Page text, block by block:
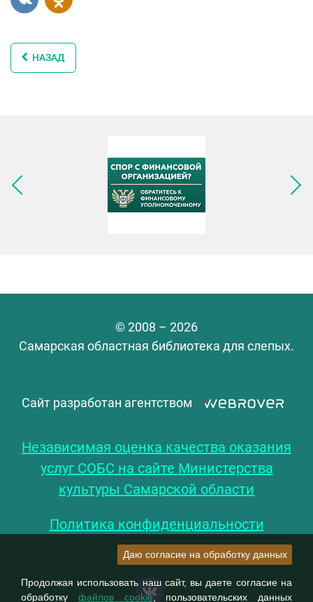
НАЗАД
Следующее изображение
© 2008 – 2026
Самарская областная библиотека для слепых.
Сайт разработан агентством
Независимая оценка качества оказания
услуг СОБС на сайте Министерства
культуры Самарской области
Политика конфиденциальности
Даю согласие на обработку данных
Продолжая использовать наш сайт, вы даете согласие на
обработку файлов cookie, пользовательских данных